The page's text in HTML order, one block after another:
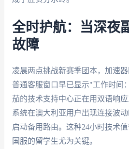
全时护航：当深夜
故障
凌晨两点挑战新赛季团本，加速器
普通客服窗口早已显示"工作时间
茄的技术支持中心正在用双语响
系统在澳大利亚用户出现连接波
启动备用路由。这种24小时技术
国服的留学生尤为关键。